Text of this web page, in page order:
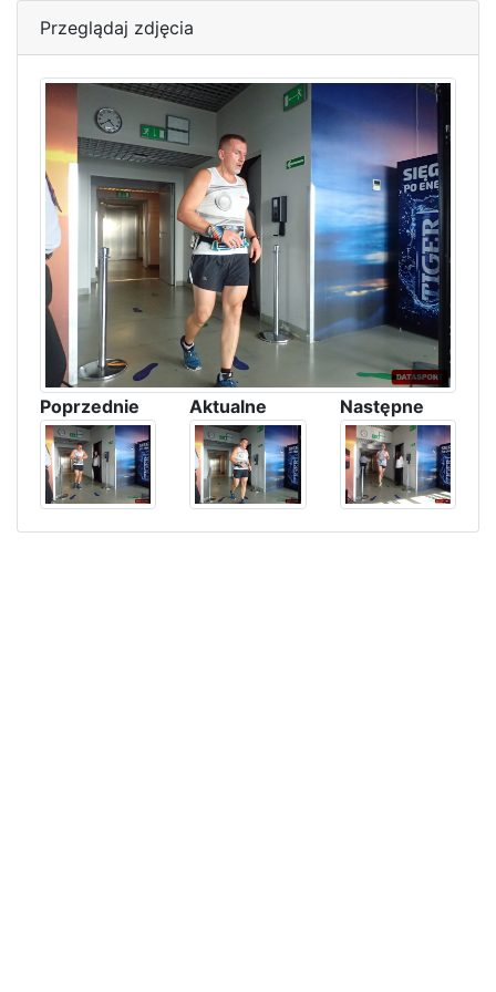
Przeglądaj zdjęcia
Poprzednie Aktualne Następne